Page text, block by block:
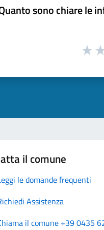
sono chiare le
il comune
le domande frequenti
Assistenza
il comune +39 0435